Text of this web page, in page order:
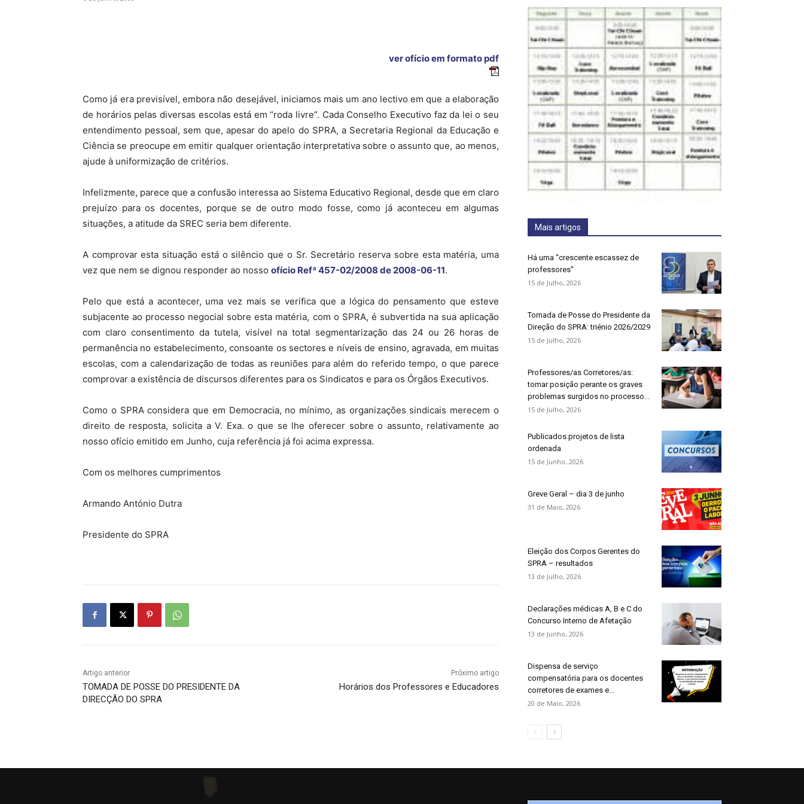
ver ofício em formato pdf
Como já era previsível, embora não desejável, iniciamos mais um ano lectivo em que a elaboração
de horários pelas diversas escolas está em “roda livre”. Cada Conselho Executivo faz da lei o seu
entendimento pessoal, sem que, apesar do apelo do SPRA, a Secretaria Regional da Educação e
Ciência se preocupe em emitir qualquer orientação interpretativa sobre o assunto que, ao menos,
ajude à uniformização de critérios.
Infelizmente, parece que a confusão interessa ao Sistema Educativo Regional, desde que em claro
prejuízo para os docentes, porque se de outro modo fosse, como já aconteceu em algumas
situações, a atitude da SREC seria bem diferente.
A comprovar esta situação está o silêncio que o Sr. Secretário reserva sobre esta matéria, uma
vez que nem se dignou responder ao nosso ofício Refª 457-02/2008 de 2008-06-11.
Pelo que está a acontecer, uma vez mais se verifica que a lógica do pensamento que esteve
subjacente ao processo negocial sobre esta matéria, com o SPRA, é subvertida na sua aplicação
com claro consentimento da tutela, visível na total segmentarização das 24 ou 26 horas de
permanência no estabelecimento, consoante os sectores e níveis de ensino, agravada, em muitas
escolas, com a calendarização de todas as reuniões para além do referido tempo, o que parece
comprovar a existência de discursos diferentes para os Sindicatos e para os Órgãos Executivos.
Como o SPRA considera que em Democracia, no mínimo, as organizações sindicais merecem o
direito de resposta, solicita a V. Exa. o que se lhe oferecer sobre o assunto, relativamente ao
nosso ofício emitido em Junho, cuja referência já foi acima expressa.
Com os melhores cumprimentos
Armando António Dutra
Presidente do SPRA
Artigo anterior
TOMADA DE POSSE DO PRESIDENTE DA
DIRECÇÃO DO SPRA
Próximo artigo
Horários dos Professores e Educadores
Mais artigos
Há uma “crescente escassez de
professores”
15 de Julho, 2026
Tomada de Posse do Presidente da
Direção do SPRA: triénio 2026/2029
15 de Julho, 2026
Professores/as Corretores/as:
tomar posição perante os graves
problemas surgidos no processo...
15 de Julho, 2026
Publicados projetos de lista
ordenada
15 de Junho, 2026
Greve Geral – dia 3 de junho
31 de Maio, 2026
Eleição dos Corpos Gerentes do
SPRA – resultados
13 de Julho, 2026
Declarações médicas A, B e C do
Concurso Interno de Afetação
13 de Junho, 2026
Dispensa de serviço
compensatória para os docentes
corretores de exames e...
20 de Maio, 2026